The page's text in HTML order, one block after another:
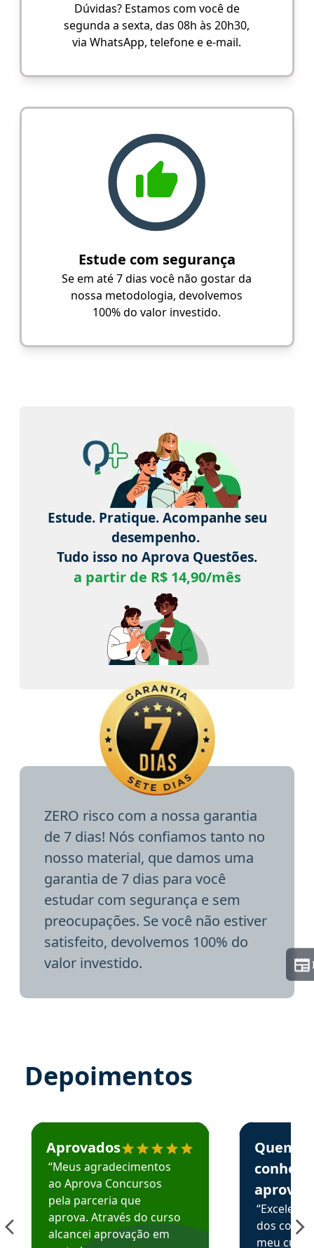
Dúvidas? Estamos com você de
segunda a sexta, das 08h às 20h30,
via WhatsApp, telefone e e-mail.
Estude com segurança
Se em até 7 dias você não gostar da
nossa metodologia, devolvemos
100% do valor investido.
Estude. Pratique. Acompanhe seu
desempenho.
Tudo isso no Aprova Questões.
a partir de R$ 14,90/mês
ZERO risco com a nossa garantia
de 7 dias! Nós confiamos tanto no
nosso material, que damos uma
garantia de 7 dias para você
estudar com segurança e sem
preocupações. Se você não estiver
satisfeito, devolvemos 100% do
valor investido.
Depoimentos
Estudante José recomenda o Aprova Concursos em
Aprovados
“Meus agradecimentos
ao Aprova Concursos
pela parceria que
aprova. Através do curso
alcancei aprovação em
Estudante
Quem
aprova
dos
meu